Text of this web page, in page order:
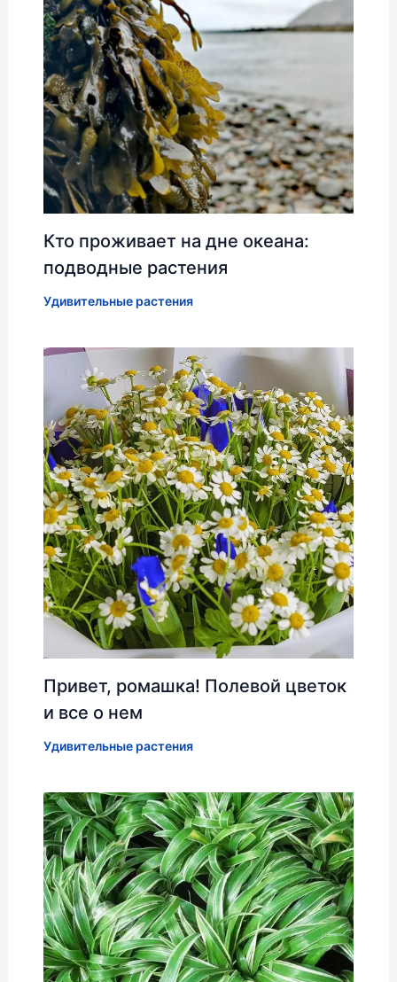
Кто проживает на дне океана:
подводные растения
Удивительные растения
Привет, ромашка! Полевой цветок
и все о нем
Удивительные растения